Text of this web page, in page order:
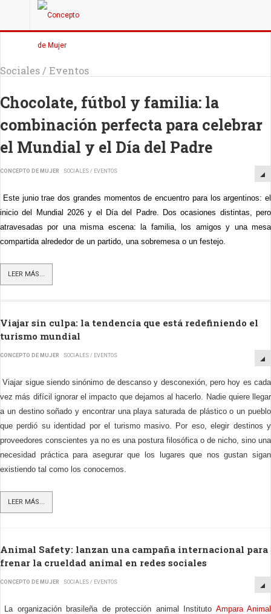
Sociales / Eventos
Chocolate, fútbol y familia: la
combinación perfecta para celebrar
el Mundial y el Día del Padre
CONCEPTO DE MUJER SOCIALES / EVENTOS
Este junio trae dos grandes momentos de encuentro para los argentinos: el
inicio del Mundial 2026 y el Día del Padre. Dos ocasiones distintas, pero
atravesadas por una misma escena: la familia, los amigos y una mesa
compartida alrededor de un partido, una sobremesa o un festejo.
LEER MÁS...
Viajar sin culpa: la tendencia que está redefiniendo el
turismo mundial
CONCEPTO DE MUJER SOCIALES / EVENTOS
Viajar sigue siendo sinónimo de descanso y desconexión, pero hoy es cada
vez más difícil ignorar el impacto que dejamos al hacerlo. Nadie quiere llegar
a un destino soñado y encontrar una playa saturada de plástico o un pueblo
que perdió su identidad por el turismo masivo. Por eso, elegir destinos y
proveedores conscientes ya no es una postura filosófica o de nicho, sino una
necesidad práctica para asegurar que los lugares que nos gustan sigan
existiendo tal como los conocemos.
LEER MÁS...
Animal Safety: lanzan una campaña internacional para
frenar la crueldad animal en redes sociales
CONCEPTO DE MUJER SOCIALES / EVENTOS
La organización brasileña de protección animal Instituto Ampara Animal